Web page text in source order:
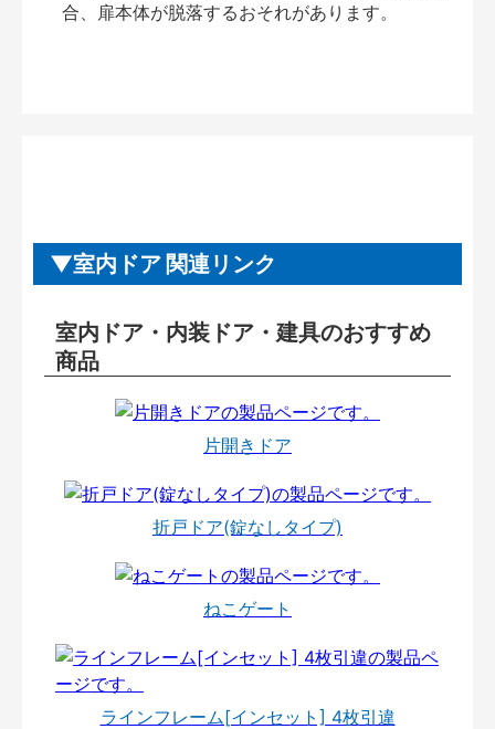
合、扉本体が脱落するおそれがあります。
室内ドア 関連リンク
室内ドア・内装ドア・建具のおすすめ
商品
片開きドア
折戸ドア(錠なしタイプ)
ねこゲート
ラインフレーム[インセット] 4枚引違